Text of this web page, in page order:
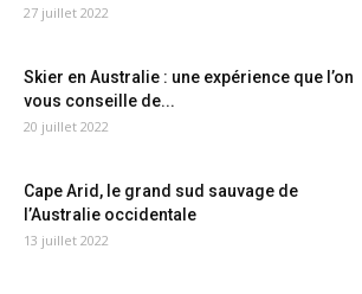
27 juillet 2022
Skier en Australie : une expérience que l’on
vous conseille de...
20 juillet 2022
Cape Arid, le grand sud sauvage de
l’Australie occidentale
13 juillet 2022